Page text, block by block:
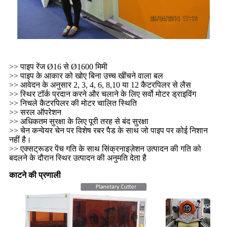
>> पाइप रेंज Ø16 से Ø1600 मिमी
>> पाइप के आकार को खोए बिना उच्च खींचने वाला बल
>> आवेदन के अनुसार 2, 3, 4, 6, 8,10 या 12 कैटरपिलर से लैस
>> स्थिर टॉर्क प्रदान करने और चलाने के लिए सर्वो मोटर ड्राइविंग
>> निचले कैटरपिलर की मोटर चालित स्थिति
>> सरल ऑपरेशन
>> अधिकतम सुरक्षा के लिए पूरी तरह से बंद सुरक्षा
>> चेन कन्वेयर चेन पर विशेष रबर पैड के साथ जो पाइप पर कोई निशान
नहीं है।
>> एक्सट्रूडर पेंच गति के साथ सिंक्रनाइज़ेशन उत्पादन की गति को
बदलने के दौरान स्थिर उत्पादन की अनुमति देता है
काटने की प्रणाली